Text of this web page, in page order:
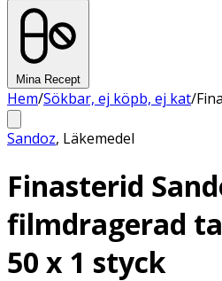
Mina Recept
Hem/Sökbar, ej köpb, ej kat/
Sandoz, Läkemedel
Finasterid
filmdragerad
50 x 1 styck